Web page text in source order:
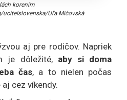
korením
ucitelslovenska/Uľa Mičovská
aj pre rodičov. Napriek
je dôležité, aby si doma
čas, a to nielen počas
cez víkendy.